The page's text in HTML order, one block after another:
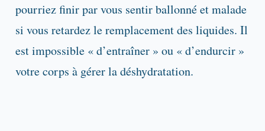
pourriez finir par vous sentir ballonné et malade
si vous retardez le remplacement des liquides. Il
est impossible « d’entraîner » ou « d’endurcir »
votre corps à gérer la déshydratation.